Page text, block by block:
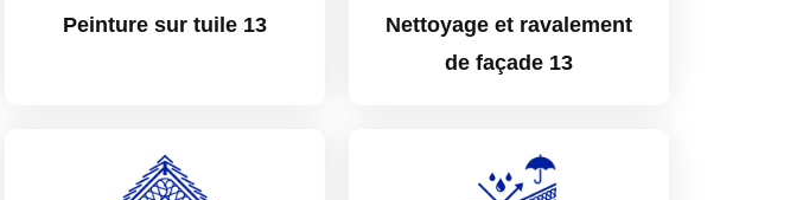
Peinture sur tuile 13
Nettoyage et ravalement
de façade 13